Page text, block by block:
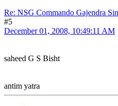
Re: NSG Commando Gajendra
#5
December 01, 2008, 10:49:11 AM
saheed G S Bisht
antim yatra